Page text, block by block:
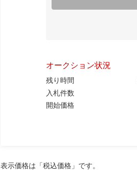
オークション状況
残り時間
入札件数
開始価格
表示価格は「税込価格」です。